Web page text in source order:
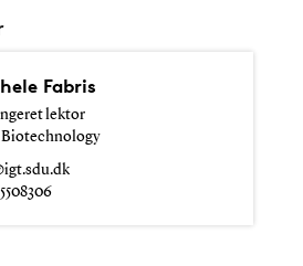
Fabris
lektor
Biotechnology